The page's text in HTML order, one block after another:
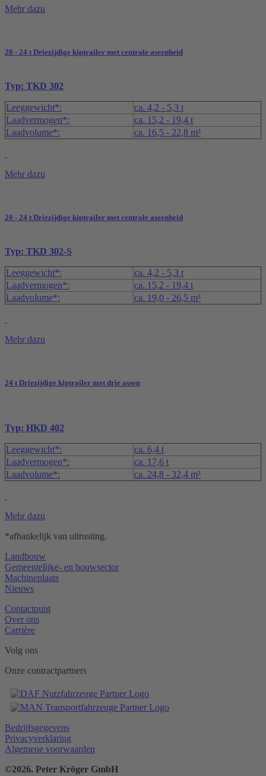
Mehr dazu
20 - 24 t Driezijdige kiptrailer met centrale aseenheid
Typ: TKD 302
Leeggewicht*:
ca. 4,2 - 5,3 t
Laadvermogen*:
ca. 15,2 - 19,4 t
Laadvolume*:
ca. 16,5 - 22,8 m³
Mehr dazu
20 - 24 t Driezijdige kiptrailer met centrale aseenheid
Typ: TKD 302-S
Leeggewicht*:
ca. 4,2 - 5,3 t
Laadvermogen*:
ca. 15,2 - 19,4 t
Laadvolume*:
ca. 19,0 - 26,5 m³
Mehr dazu
24 t Driezijdige kiptrailer met drie assen
Typ: HKD 402
Leeggewicht*:
ca. 6,4 t
Laadvermogen*:
ca. 17,6 t
Laadvolume*:
ca. 24,8 - 32,4 m³
Mehr dazu
*afhankelijk van uitrusting.
Landbouw
Gemeentelijke- en bouwsector
Machineplaats
Nieuws
Contactpunt
Over ons
Carrière
Volg ons
Onze contractpartners
Bedrijfsgegevens
Privacyverklaring
Algemene voorwaarden
©2026. Peter Kröger GmbH